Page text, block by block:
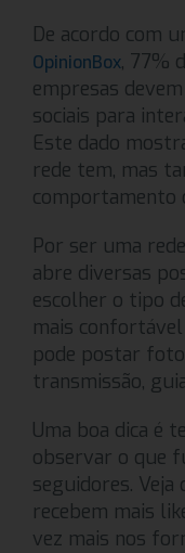
De acordo com
OpinionBox, 77%
empresas
sociais para
Este dado
rede tem, mas
comportamento
Por ser uma
abre diversas
escolher o tipo
mais
pode postar
transmissão,
Uma boa dica é
observar o que
seguidores.
recebem mais
vez mais nos